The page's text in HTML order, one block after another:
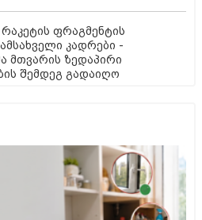
რაკეტის ფრაგმენტის
კადრები -
მთვარის ზედაპირი
შემდეგ გადაიღო